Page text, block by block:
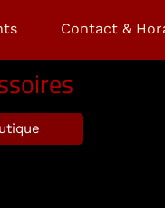
Contact &